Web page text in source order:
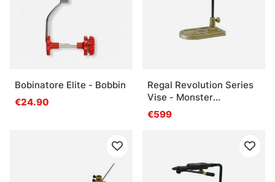
Bobinatore Elite - Bobbin
€24.90
Regal Revolution Series
Vise - Monster
Head/Bronze Pocket
Base
€599